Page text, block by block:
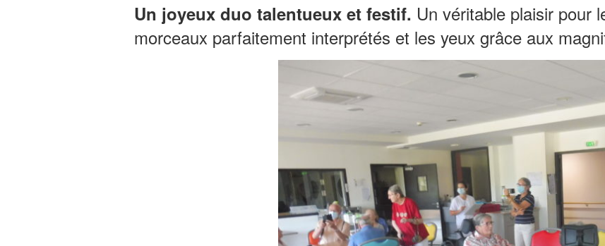
Un joyeux duo talentueux et festif. Un véritable plaisir pour
morceaux parfaitement interprétés et les yeux grâce aux